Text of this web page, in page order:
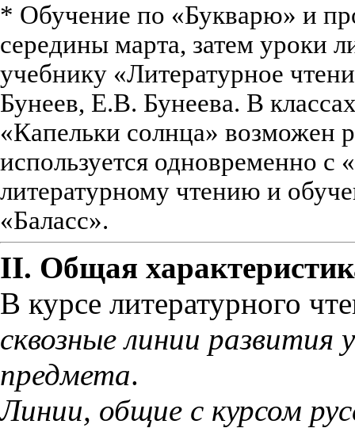
* Обучение по «Букварю» и
середины марта, затем уроки
учебнику «Литературное
Бунеев, Е.В. Бунеева. В
«Капельки солнца» возможен
используется одновременно
литературному чтению и
«Баласс».
II. Общая
В курсе литературного
сквозные линии развития
предмета.
Линии, общие с курсом